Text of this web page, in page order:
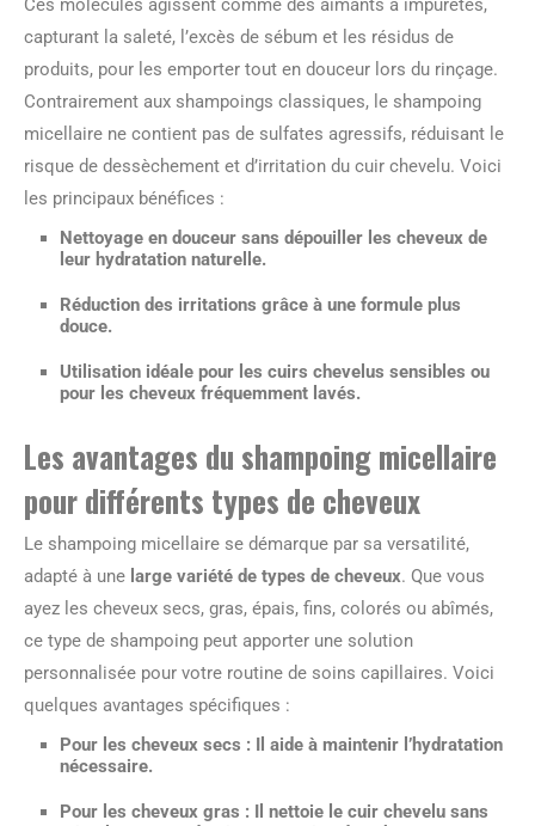
Ces molécules agissent comme des aimants à impuretés,
capturant la saleté, l’excès de sébum et les résidus de
produits, pour les emporter tout en douceur lors du rinçage.
Contrairement aux shampoings classiques, le shampoing
micellaire ne contient pas de sulfates agressifs, réduisant le
risque de dessèchement et d’irritation du cuir chevelu. Voici
les principaux bénéfices :
Nettoyage en douceur sans dépouiller les cheveux de
leur hydratation naturelle.
Réduction des irritations grâce à une formule plus
douce.
Utilisation idéale pour les cuirs chevelus sensibles ou
pour les cheveux fréquemment lavés.
Les avantages du shampoing micellaire
pour différents types de cheveux
Le shampoing micellaire se démarque par sa versatilité,
adapté à une large variété de types de cheveux. Que vous
ayez les cheveux secs, gras, épais, fins, colorés ou abîmés,
ce type de shampoing peut apporter une solution
personnalisée pour votre routine de soins capillaires. Voici
quelques avantages spécifiques :
Pour les cheveux secs : Il aide à maintenir l’hydratation
nécessaire.
Pour les cheveux gras : Il nettoie le cuir chevelu sans